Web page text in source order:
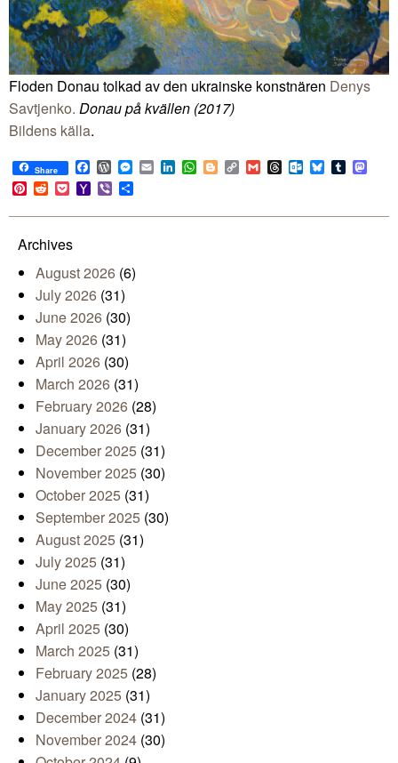
Floden Donau tolkad av den ukrainske konstnären Denys
Savtjenko. Donau på kvällen (2017)
Bildens källa.
Share Facebook
WordPress
Messenger
EmailLinkedIn
WhatsApp
BloggerCopy
Link
GmailThreadsOutlook.com
BlueskyTumblr
Pinterest
RedditPocketYahoo
Mail
Viber
Archives
August 2026 (6)
July 2026 (31)
June 2026 (30)
May 2026 (31)
April 2026 (30)
March 2026 (31)
February 2026 (28)
January 2026 (31)
December 2025 (31)
November 2025 (30)
October 2025 (31)
September 2025 (30)
August 2025 (31)
July 2025 (31)
June 2025 (30)
May 2025 (31)
April 2025 (30)
March 2025 (31)
February 2025 (28)
January 2025 (31)
December 2024 (31)
November 2024 (30)